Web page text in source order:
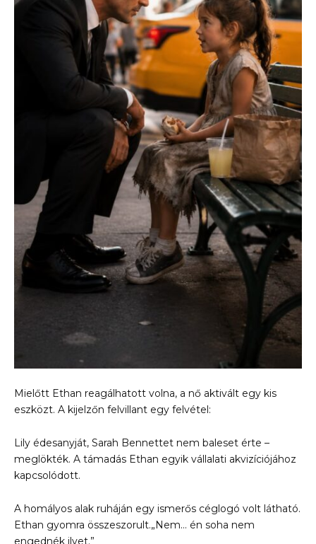
Mielőtt Ethan reagálhatott volna, a nő aktivált egy kis
eszközt. A kijelzőn felvillant egy felvétel:
Lily édesanyját, Sarah Bennettet nem baleset érte –
meglökték. A támadás Ethan egyik vállalati akvizíciójához
kapcsolódott.
A homályos alak ruháján egy ismerős céglogó volt látható.
Ethan gyomra összeszorult.„Nem… én soha nem
engednék ilyet.”